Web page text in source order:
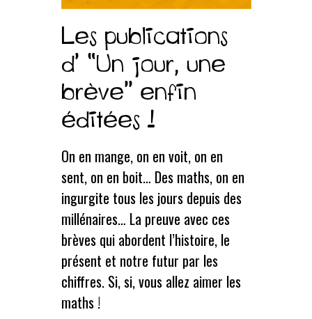
Les publications
d’ “Un jour, une
brève” enfin
éditées !
On en mange, on en voit, on en
sent, on en boit… Des maths, on en
ingurgite tous les jours depuis des
millénaires… La preuve avec ces
brèves qui abordent l’histoire, le
présent et notre futur par les
chiffres. Si, si, vous allez aimer les
maths !